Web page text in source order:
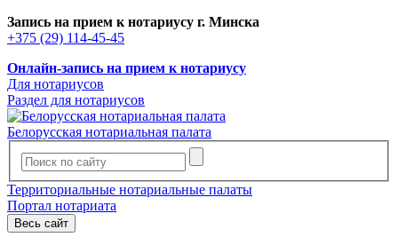
Запись на прием к нотариусу г. Минска
+375 (29) 114-45-45
Онлайн-запись на прием к нотариусу
Для нотариусов
Раздел для нотариусов
Белорусская нотариальная палата
Территориальные нотариальные палаты
Портал нотариата
Весь сайт